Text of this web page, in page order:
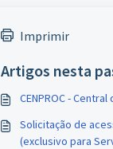
Imprimir
Artigos nesta
CENPROC -
Solicitação de
(exclusivo para